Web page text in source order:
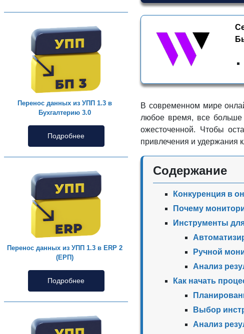
Перенос данных из УПП 1.3 в
Бухгалтерию 3.0
Подробнее
Перенос данных из УПП 1.3 в ERP 2
(ЕРП)
Подробнее
В современном мире
любое время, все больше
ожесточенной. Чтобы
привлечения и удержания
Содержание
Конкуренция в
Почему
Инструменты
Ручной
Анализ
Как начать
Выбор
Анализ